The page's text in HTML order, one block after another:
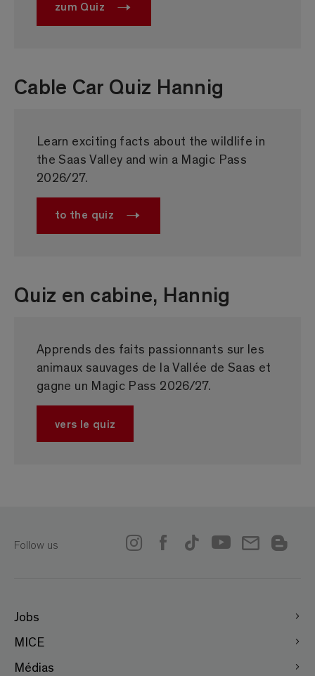
zum Quiz
Cable Car Quiz Hannig
Learn exciting facts about the wildlife in
the Saas Valley and win a Magic Pass
2026/27.
to the quiz
Quiz en cabine, Hannig
Apprends des faits passionnants sur les
animaux sauvages de la Vallée de Saas et
gagne un Magic Pass 2026/27.
vers le quiz
Follow us
Jobs
MICE
Médias